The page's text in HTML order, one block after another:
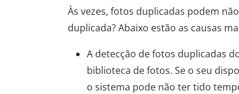
Às vezes, fotos duplicadas podem
duplicada? Abaixo estão as causas
A detecção de fotos duplicadas
biblioteca de fotos. Se o seu
o sistema pode não ter tido